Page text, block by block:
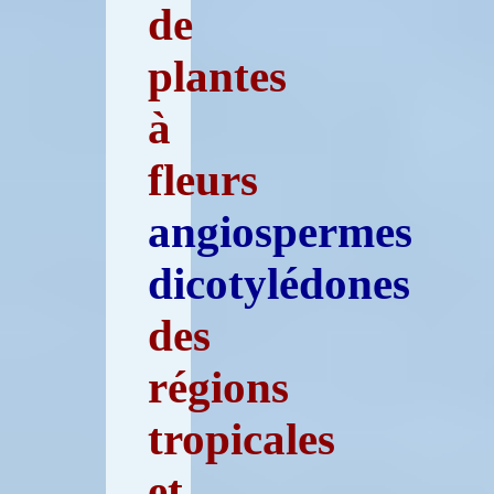
de
plantes
à
fleurs
angiospermes
dicotylédones
des
régions
tropicales